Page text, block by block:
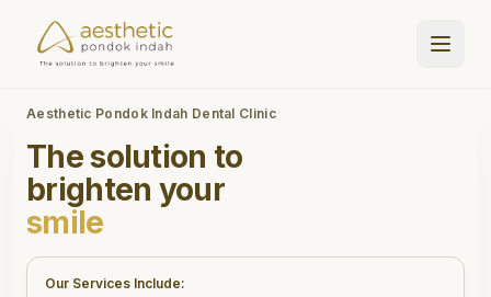
Aesthetic Pondok Indah Dental Clinic
The solution to
brighten your
smile
Our Services Include: